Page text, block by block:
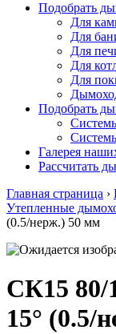
Подобрать
Для
Для
Для
Для
Для
Подобрать
Галерея
Рассчитать
Главная страница ›
Утепленные
(0.5/нерж.) 50 мм
СК15 80/
15° (0.5/